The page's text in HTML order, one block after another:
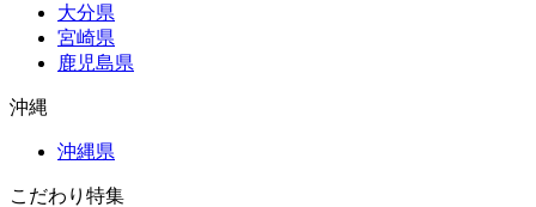
大分県
宮崎県
鹿児島県
沖縄
沖縄県
こだわり特集